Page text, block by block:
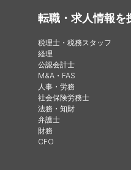
転職・求人情報を
税理士・税務スタッフ
経理
公認会計士
M&A・FAS
人事・労務
社会保険労務士
法務・知財
弁護士
財務
CFO